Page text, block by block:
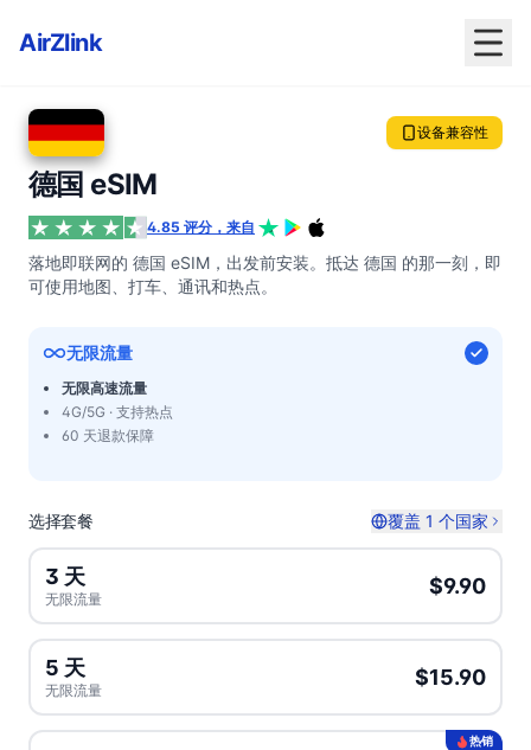
AirZlink
设备兼容性
德国 eSIM
4.85 评分，来自
落地即联网的 德国 eSIM，出发前安装。抵达 德国 的那一刻，即
可使用地图、打车、通讯和热点。
无限流量
无限高速流量
4G/5G · 支持热点
60 天退款保障
选择套餐 覆盖 1 个国家
3 天
无限流量
$9.90
5 天
无限流量
$15.90
热销